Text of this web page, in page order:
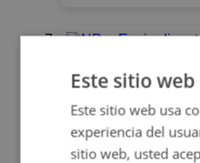
Probiotics
19,13 €
21,25 €
Este sitio
Este sitio web usa
experiencia del
sitio web, usted